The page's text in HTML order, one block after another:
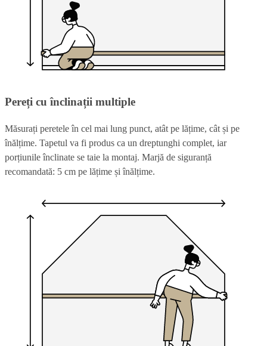
Pereți cu înclinații multiple
Măsurați peretele în cel mai lung punct, atât pe lățime, cât și pe
înălțime. Tapetul va fi produs ca un dreptunghi complet, iar
porțiunile înclinate se taie la montaj. Marjă de siguranță
recomandată: 5 cm pe lățime și înălțime.